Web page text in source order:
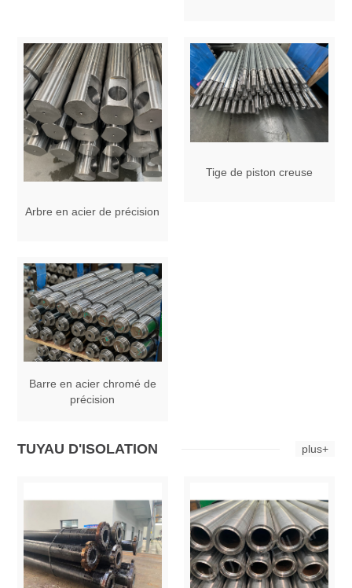
Arbre en acier de précision
Tige de piston creuse
Barre en acier chromé de
précision
TUYAU D'ISOLATION plus+